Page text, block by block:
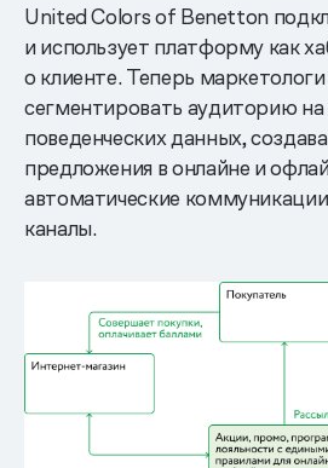
United Colors of Benetton
и использует платформу как
о клиенте. Теперь
сегментировать аудиторию на
поведенческих данных,
предложения в онлайне и
автоматические
каналы.